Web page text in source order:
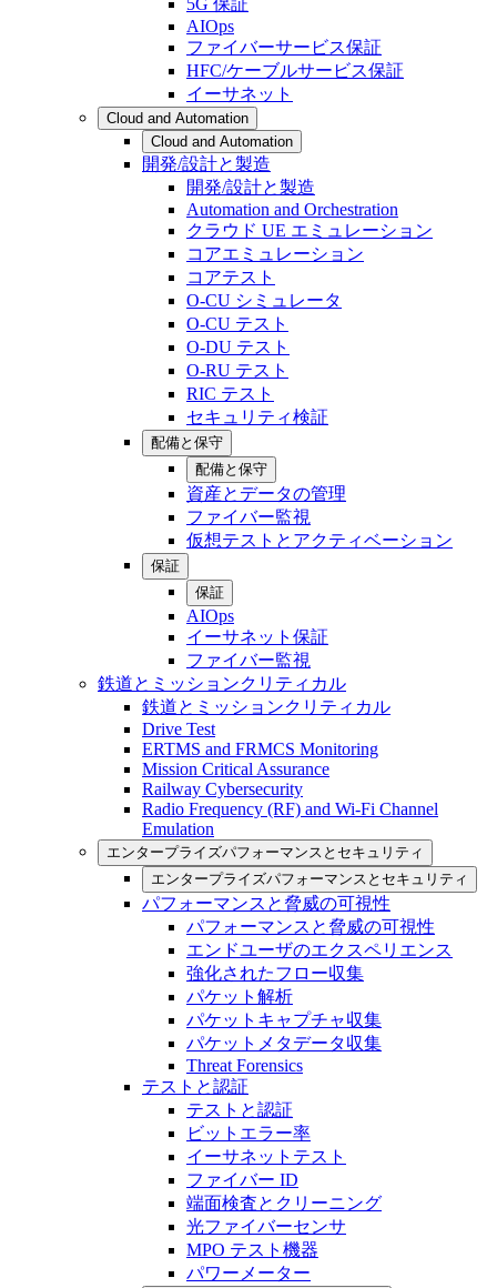
5G 保証
AIOps
ファイバーサービス保証
HFC/ケーブルサービス保証
イーサネット
Cloud and Automation
Cloud and Automation
開発/設計と製造
開発/設計と製造
Automation and Orchestration
クラウド UE エミュレーション
コアエミュレーション
コアテスト
O-CU シミュレータ
O-CU テスト
O-DU テスト
O-RU テスト
RIC テスト
セキュリティ検証
配備と保守
配備と保守
資産とデータの管理
ファイバー監視
仮想テストとアクティベーション
保証
保証
AIOps
イーサネット保証
ファイバー監視
鉄道とミッションクリティカル
鉄道とミッションクリティカル
Drive Test
ERTMS and FRMCS Monitoring
Mission Critical Assurance
Railway Cybersecurity
Radio Frequency (RF) and Wi-Fi Channel
Emulation
エンタープライズパフォーマンスとセキュリティ
エンタープライズパフォーマンスとセキュリティ
パフォーマンスと脅威の可視性
パフォーマンスと脅威の可視性
エンドユーザのエクスペリエンス
強化されたフロー収集
パケット解析
パケットキャプチャ収集
パケットメタデータ収集
Threat Forensics
テストと認証
テストと認証
ビットエラー率
イーサネットテスト
ファイバー ID
端面検査とクリーニング
光ファイバーセンサ
MPO テスト機器
パワーメーター